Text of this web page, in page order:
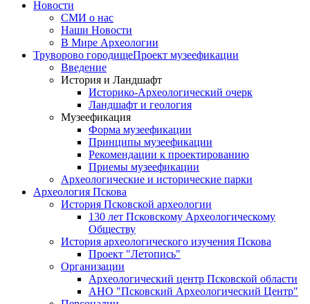
Новости
СМИ о нас
Наши Новости
В Мире Археологии
Труворово городищеПроект музеефикации
Введение
История и Ландшафт
Историко-Археологический очерк
Ландшафт и геология
Музеефикация
Форма музеефикации
Принципы музеефикации
Рекомендации к проектированию
Приемы музеефикации
Археологические и исторические парки
Археология Пскова
История Псковской археологии
130 лет Псковскому Археологическому
Обществу
История археологического изучения Пскова
Проект "Летопись"
Организации
Археологический центр Псковской области
АНО "Псковский Археологический Центр"